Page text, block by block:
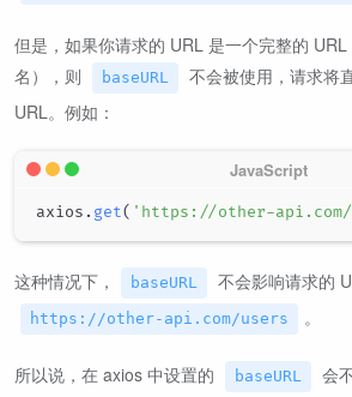
但是，如果你请求的 URL 是一个完整的
名），则
baseURL
不会被使用，请求将
URL。例如：
axios . get( 'https://other-api.com/
这种情况下， baseURL 不会影响请求的
https://other-api.com/users 。
所以说，在 axios 中设置的 baseURL
会